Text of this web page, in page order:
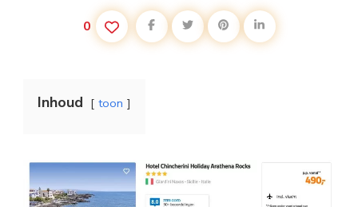
0
Inhoud toon